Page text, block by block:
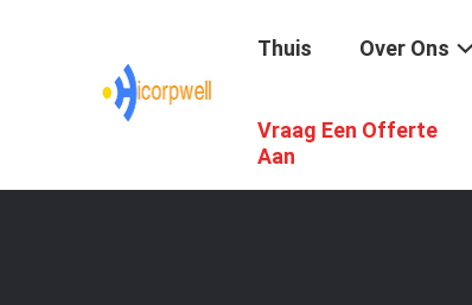
Thuis Over Ons
Vraag Een Offerte
Aan
Slimme Machtstoepassing